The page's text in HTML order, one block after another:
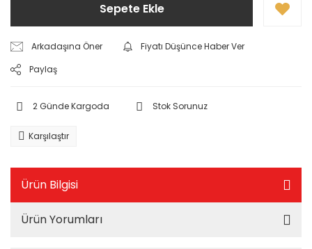
Sepete Ekle
Arkadaşına Öner
Fiyatı Düşünce Haber Ver
Paylaş
2 Günde Kargoda Stok Sorunuz
Karşılaştır
Ürün Bilgisi
Ürün Yorumları